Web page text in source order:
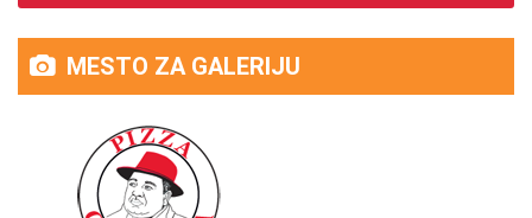
MESTO ZA GALERIJU